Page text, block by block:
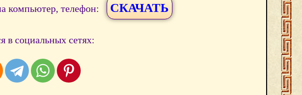
компьютер, телефон: СКАЧАТЬ
в социальных сетях: